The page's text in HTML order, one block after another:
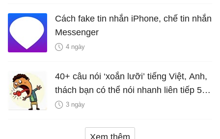
Cách fake tin nhắn iPhone, chế tin nhắn
Messenger
4 ngày
40+ câu nói ‘xoắn lưỡi’ tiếng Việt, Anh,
thách bạn có thể nói nhanh liên tiếp 5
lần mà vẫn trôi chảy
3 ngày